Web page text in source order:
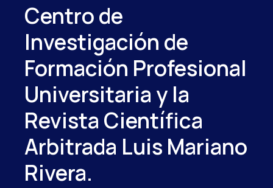
Centro de
Investigación de
Formación Profesional
Universitaria y la
Revista Científica
Arbitrada Luis Mariano
Rivera.